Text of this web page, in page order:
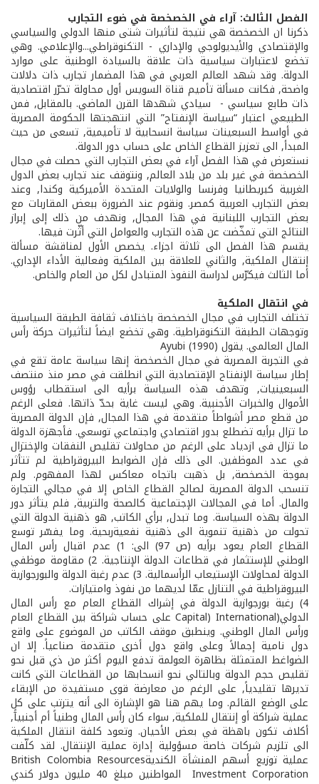
الفصل الثالث: آراء في الخصخصة في ضوء التجارب
ذكرنا ان الخصخصة هي نتيجة لتأثيرات شتى منها الدولي والسياسي
والإقتصادي والأيديولوجي والإداري - ­التكنوقراطي...والإعلامي. وهي
تخضع لاعتبارات سياسية ذات علاقة بالسيادة الوطنية على موارد
الدولة. وقد شهد العالم العربي في هذا المضمار تجارب ذات دلالات
واضحة, فكانت مسألة تأميم قناة السويس أول محاولة تحرّر اقتصادية
ذات طابع سياسي - ­سيادي شهدها القرن الماضي. بالمقابل, فمن
الطبيعي اعتبار “سياسة الإنفتاح” التي انتهجتها الحكومة المصرية
في أواسط السبعينات سياسة انسحابية لا تأميمية, تسعى من حيث
المبدأ, الى تعزيز القطاع الخاص على حساب دور الدولة.
نستعرض في هذا الفصل آراء في بعض التجارب التي حصلت في مجال
الخصخصة في غير بلد من بلاد العالم, ونتوقف عند تجارب بعض الدول
الغربية كبريطانيا وفرنسا والولايات المتحدة الأميركية وكندا, وعند
بعض التجارب العربية كمصر. ونقوم عند الضرورة ببعض المقاربات مع
بعض التجارب اللبنانية في هذا المجال, ونهدف من ذلك إلى إبراز
النتائج التي تمخّضت عن هذه التجارب والعوامل التي أثّرت فيها.
يقسم هذا الفصل الى ثلاثة اجزاء. يخصص الأول لمناقشة مسألة
إنتقال الملكية, والثاني للعلاقة بين الملكية وفعالية الأداء الإداري.
أما الثالث فيكرّس لدراسة النفوذ المتبادل لكل من العام والخاص.
في انتقال الملكية
تختلف التجارب في مجال الخصخصة باختلاف ثقافة الطبقة السياسية
وتوجهات الطبقة التكنوقراطية. وهي تخضع ايضاً لتأثيرات حركة رأس
المال العالمي. يقول Ayubi (1990)
في التجربة المصرية في مجال الخصخصة إنها سياسة عامة تقع في
إطار سياسة الإنفتاح الإقتصادية التي انطلقت في مصر منذ منتصف
السبعينيات, وتهدف هذه السياسة برأيه الى استقطاب رؤوس
الأموال والخبرات الأجنبية. وهي ليست غاية بحدّ ذاتها. فعلى الرغم
من قطع مصر أشواطاً متقدمة في هذا المجال, فإن الدولة المصرية
ما تزال برأيه تضطلع بدور اقتصادي واجتماعي توسعي. فأجهزة الدولة
ما تزال في ازدياد على الرغم من محاولات تقليص النفقات والإختزال
في عدد الموظفين. الى ذلك فإن الضوابط البيروقراطية لم تتأثر
بموجة الخصخصة, بل ذهبت باتجاه معاكس لهذا المفهوم. ولم
تنسحب الدولة المصرية لصالح القطاع الخاص إلا في مجالي التجارة
والمال. أما في المجالات الإجتماعية كالصحة والتربية, فلم يتأثر دور
الدولة بهذه السياسة. وما تبدل, برأي الكاتب, هو ذهنية الدولة التي
تحولت من ذهنية تنموية الى ذهنية نفعية­ربحية. وما يفسّر توسع
القطاع العام يعود برأيه (ص 97) الى: 1) عدم اقبال رأس المال
الوطني للإستثمار في قطاعات الدولة الإنتاجية. 2) مقاومة موظفي
الدولة لمحاولات الإستيعاب الرأسمالية. 3) عدم رغبة الدولة والبورجوازية
البيروقراطية في التنازل عمّا لديهما من نفوذ وامتيازات.
4) رغبة بورجوازية الدولة في إشراك القطاع العام مع رأس المال
الدولي(International (Capital على حساب شراكة بين القطاع العام
ورأس المال الوطني. وينطبق موقف الكاتب من الموضوع على واقع
دول نامية إجمالاً وعلى واقع دول أخرى متقدمة صناعياً. إلا ان
الضواغط المتمثلة بظاهرة العولمة تدفع اليوم أكثر من ذي قبل نحو
تقليص حجم الدولة وبالتالي نحو انسحابها من القطاعات التي كانت
تديرها تقليدياً, على الرغم من معارضة قوى مستفيدة من الإبقاء
على الوضع القائم. وما يهم هنا هو الإشارة الى أنه يترتب على كل
عملية شراكة أو إنتقال للملكية, سواء كان رأس المال وطنياً أم أجنبيآً,
أكلاف تكون باهظة في بعض الأحيان. وتعود كلفة انتقال الملكية
الى تلزيم شركات خاصة مسؤولية إدارة عملية الإنتقال. لقد كلّفت
عملية توزيع أسهم المنشأة الكنديةBritish Colombia Resources
Investment Corporation المواطنين مبلغ 40 مليون دولار كندي